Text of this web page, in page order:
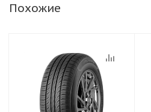
Похожие